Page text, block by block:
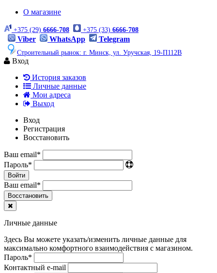
О магазине
+375 (29) 6666-708 +375 (33) 6666-708
Viber WhatsApp Telegram
Строительный рынок: г. Минск, ул. Уручская, 19-П112В
Вход
История заказов
Личные данные
Мои адреса
Выход
Вход
Регистрация
Восстановить
Ваш email*
Пароль*
Войти
Ваш email*
Воcстановить
Личные данные
Здесь Вы можете указать/изменить личные данные для
максимально комфортного взаимодействия с магазином.
Пароль*
Контактный e-mail